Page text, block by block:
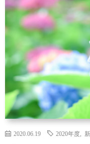
2020.06.19 2020年度